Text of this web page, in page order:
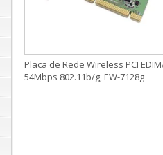
Placa de Rede Wireless PCI
54Mbps 802.11b/g, EW-7128g